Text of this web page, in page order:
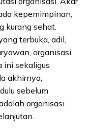
kepemimpinan,
kurang sehat.
terbuka, adil,
organisasi
ini sekaligus
akhirnya,
sebelum
organisasi